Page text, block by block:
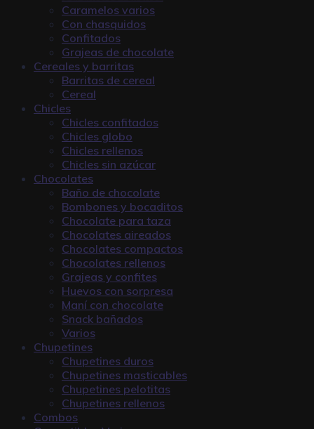
Caramelos varios
Con chasquidos
Confitados
Grajeas de chocolate
Cereales y barritas
Barritas de cereal
Cereal
Chicles
Chicles confitados
Chicles globo
Chicles rellenos
Chicles sin azúcar
Chocolates
Baño de chocolate
Bombones y bocaditos
Chocolate para taza
Chocolates aireados
Chocolates compactos
Chocolates rellenos
Grajeas y confites
Huevos con sorpresa
Maní con chocolate
Snack bañados
Varios
Chupetines
Chupetines duros
Chupetines masticables
Chupetines pelotitas
Chupetines rellenos
Combos